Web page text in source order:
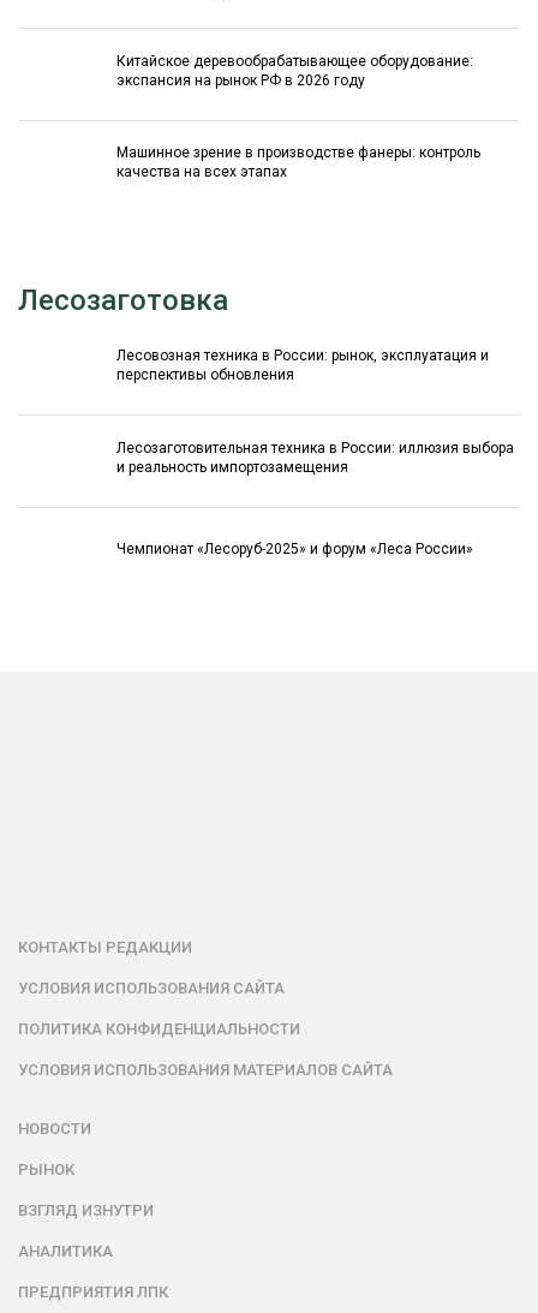
Китайское деревообрабатывающее оборудование:
экспансия на рынок РФ в 2026 году
Машинное зрение в производстве фанеры: контроль
качества на всех этапах
Лесозаготовка
Лесовозная техника в России: рынок, эксплуатация и
перспективы обновления
Лесозаготовительная техника в России: иллюзия выбора
и реальность импортозамещения
Чемпионат «Лесоруб-2025» и форум «Леса России»
КОНТАКТЫ РЕДАКЦИИ
УСЛОВИЯ ИСПОЛЬЗОВАНИЯ САЙТА
ПОЛИТИКА КОНФИДЕНЦИАЛЬНОСТИ
УСЛОВИЯ ИСПОЛЬЗОВАНИЯ МАТЕРИАЛОВ САЙТА
НОВОСТИ
РЫНОК
ВЗГЛЯД ИЗНУТРИ
АНАЛИТИКА
ПРЕДПРИЯТИЯ ЛПК